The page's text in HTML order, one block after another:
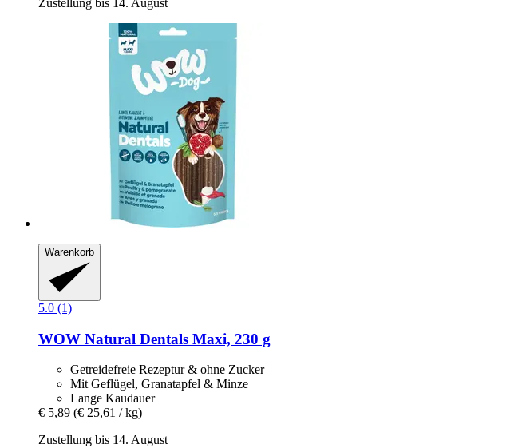
Warenkorb
5.0 (1)
WOW Natural Dentals Maxi, 230 g
Getreidefreie Rezeptur & ohne Zucker
Mit Geflügel, Granatapfel & Minze
Lange Kaudauer
€ 5,89 (€ 25,61 / kg)
Zustellung bis 14. August